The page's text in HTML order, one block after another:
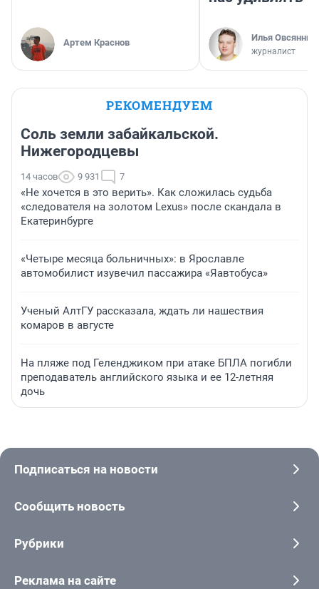
Артем Краснов Илья
журналист
РЕКОМЕНДУЕМ
Соль земли забайкальской.
Нижегородцевы
14 часов 9 931 7
«Не хочется в это верить». Как сложилась судьба
«следователя на золотом Lexus» после скандала в
Екатеринбурге
«Четыре месяца больничных»: в Ярославле
автомобилист изувечил пассажира «Яавтобуса»
Ученый АлтГУ рассказала, ждать ли нашествия
комаров в августе
На пляже под Геленджиком при атаке БПЛА погибли
преподаватель английского языка и ее 12-летняя
дочь
Подписаться на новости
Сообщить новость
Рубрики
Реклама на сайте